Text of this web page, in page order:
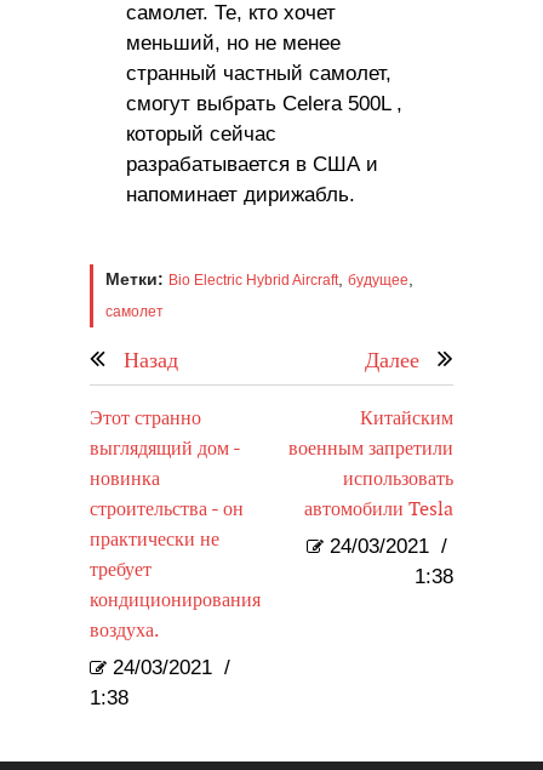
самолет. Те, кто хочет
меньший, но не менее
странный частный самолет,
смогут выбрать Celera 500L ,
который сейчас
разрабатывается в США и
напоминает дирижабль.
Метки: Bio Electric Hybrid Aircraft будущее
самолет
Назад Далее
Этот странно
выглядящий дом -
новинка
строительства - он
практически не
требует
кондиционирования
воздуха.
24/03/2021 /
1:38
Китайским
военным запретили
использовать
автомобили Tesla
24/03/2021 /
1:38